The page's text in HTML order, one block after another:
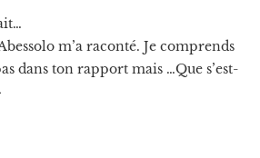
m’a raconté. Je comprends
dans ton rapport mais …Que s’est-